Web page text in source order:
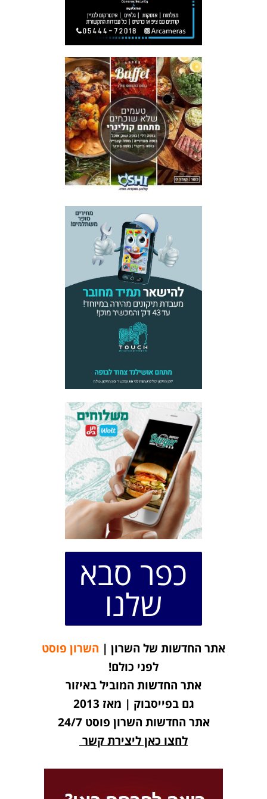
כפר סבא
שלנו
אתר החדשות של השרון | השרון פוסט
לפני כולם!
אתר החדשות המוביל באיזור
גם בפייסבוק | מאז 2013
אתר החדשות השרון פוסט 24/7
לחצו כאן ליצירת קשר